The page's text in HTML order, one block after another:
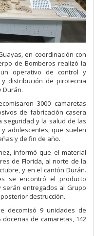
en coordinación con
de Bomberos realizó la
operativo de control y
distribución de pirotecnia
Durán.
3000 camaretas
de fabricación casera
y la salud de las
adolescentes, que suelen
y de fin de año.
informó que el material
de Florida, al norte de la
y en el cantón Durán.
se encontró el producto
entregados al Grupo
destrucción.
decomisó 9 unidades de
de camaretas, 142